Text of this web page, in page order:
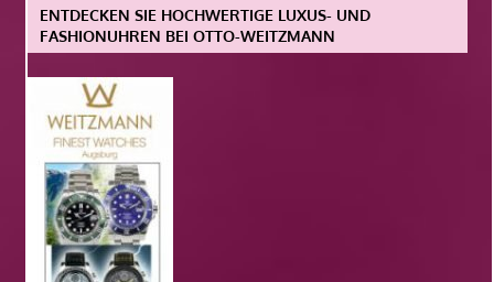
ENTDECKEN SIE HOCHWERTIGE LUXUS- UND
FASHIONUHREN BEI OTTO-WEITZMANN